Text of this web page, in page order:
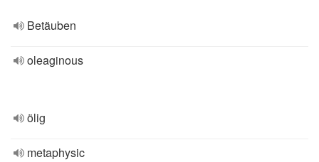
Betäuben
oleaginous
ölig
metaphysic